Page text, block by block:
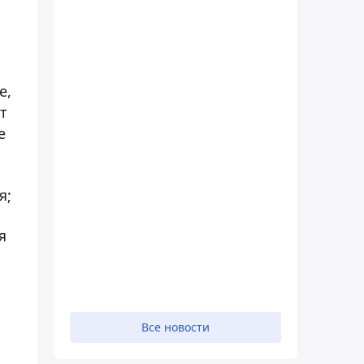
Все новости